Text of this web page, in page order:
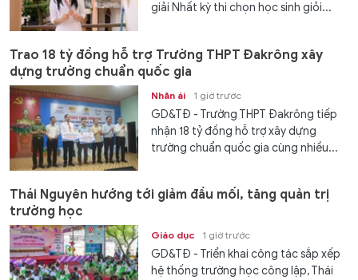
giải Nhất kỳ thi chọn học sinh giỏi...
Trao 18 tỷ đồng hỗ trợ Trường THPT Đakrông xây
dựng trường chuẩn quốc gia
Nhân ái 1 giờ trước
GD&TĐ - Trường THPT Đakrông tiếp
nhận 18 tỷ đồng hỗ trợ xây dựng
trường chuẩn quốc gia cùng nhiều...
Thái Nguyên hướng tới giảm đầu mối, tăng quản trị
trường học
Giáo dục 1 giờ trước
GD&TĐ - Triển khai công tác sắp xếp
hệ thống trường học công lập, Thái